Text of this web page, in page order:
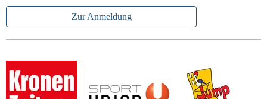
Zur Anmeldung